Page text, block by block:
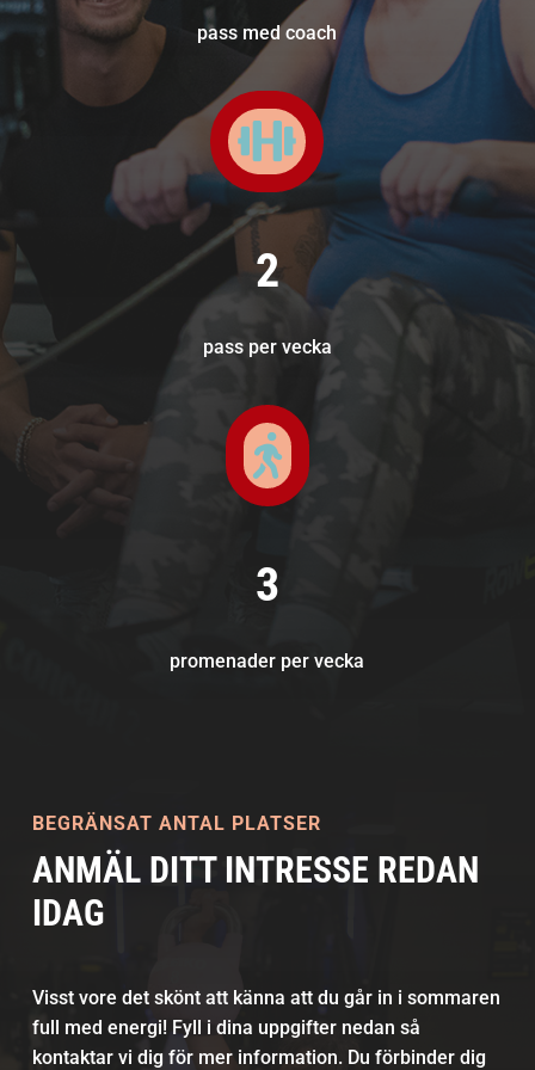
pass med coach

2
pass per vecka

3
promenader per vecka
BEGRÄNSAT ANTAL PLATSER
ANMÄL DITT INTRESSE REDAN
IDAG
Visst vore det skönt att känna att du går in i sommaren
full med energi! Fyll i dina uppgifter nedan så
kontaktar vi dig för mer information. Du förbinder dig